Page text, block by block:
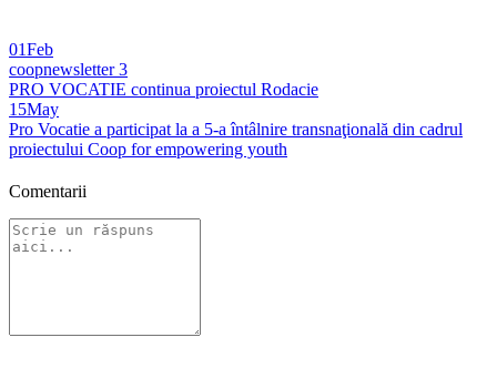
01Feb
coopnewsletter 3
PRO VOCATIE continua proiectul Rodacie
15May
Pro Vocatie a participat la a 5-a întâlnire transnaţională din cadrul
proiectului Coop for empowering youth
Comentarii